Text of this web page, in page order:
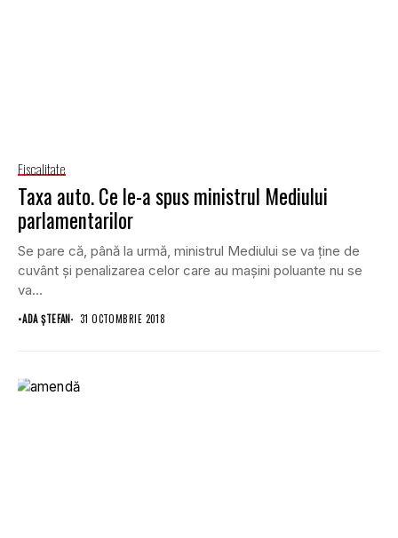
Fiscalitate
Taxa auto. Ce le-a spus ministrul Mediului
parlamentarilor
Se pare că, până la urmă, ministrul Mediului se va ţine de
cuvânt şi penalizarea celor care au maşini poluante nu se
va...
•ADA ȘTEFAN 31 OCTOMBRIE 2018